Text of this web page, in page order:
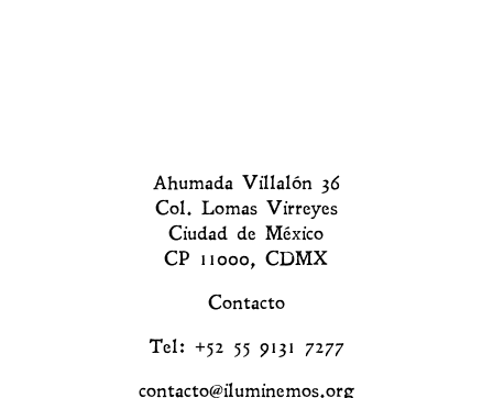
Ahumada Villalón 36
Col. Lomas Virreyes
Ciudad de México
CP 11000, CDMX
Contacto
Tel: +52 55 9131 7277
contacto@iluminemos.org